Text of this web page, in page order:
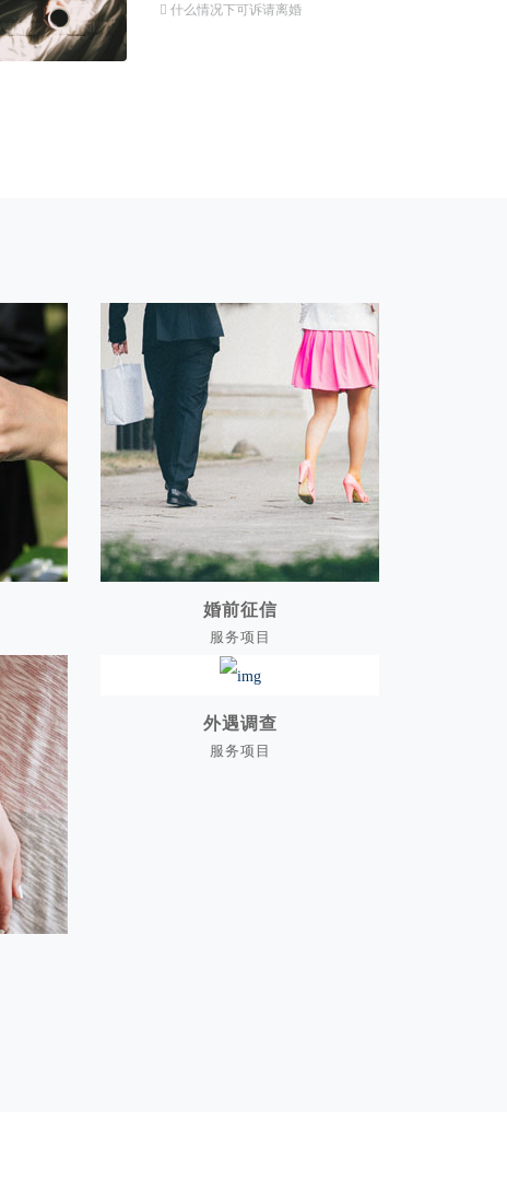
什么情况下可诉请离婚
婚前征信
婚前征信
服务项目
外遇调查
外遇调查
服务项目